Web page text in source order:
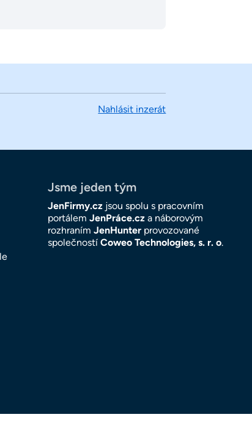
Nahlásit inzerát
Jsme jeden tým
JenFirmy.cz jsou spolu s pracovním
portálem JenPráce.cz a náborovým
rozhraním JenHunter provozované
společností Coweo Technologies, s. r. o.